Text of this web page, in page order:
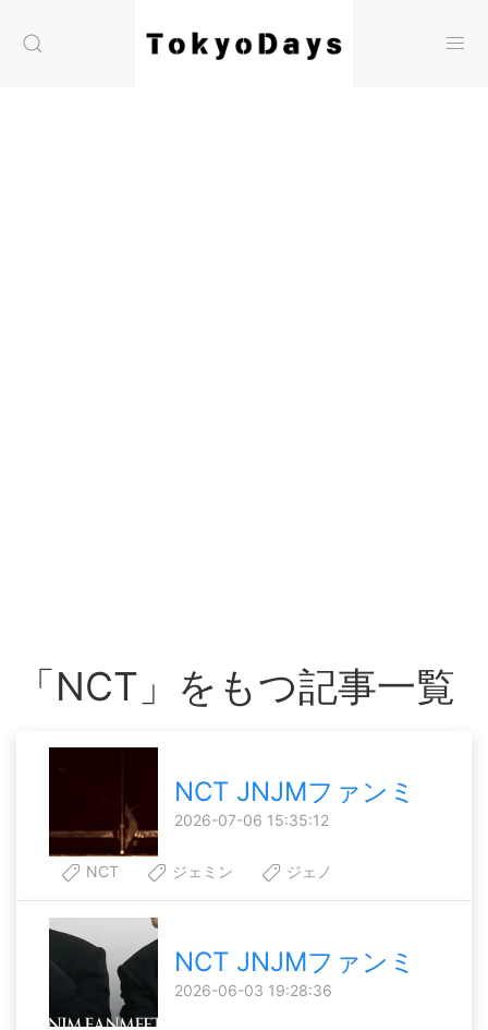
「NCT」をもつ記事一覧
NCT JNJMファンミ
2026-07-06 15:35:12
NCT ジェミン ジェノ
NCT JNJMファンミ
2026-06-03 19:28:36